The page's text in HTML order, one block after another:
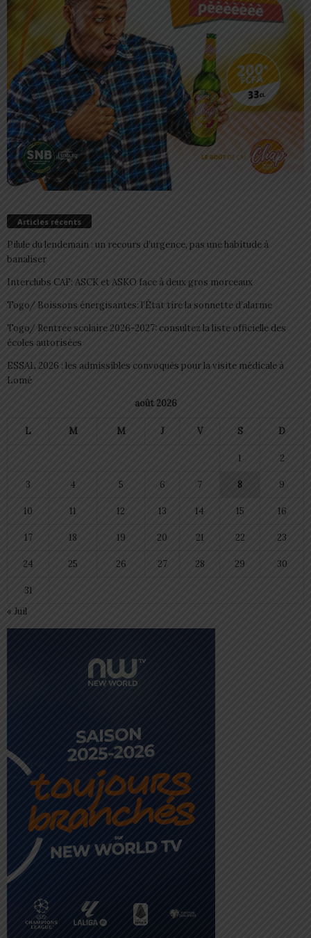
Articles récents
Pilule du lendemain : un recours d’urgence, pas une habitude à
banaliser
Interclubs CAF: ASCK et ASKO face à deux gros morceaux
Togo/ Boissons énergisantes: l’État tire la sonnette d’alarme
Togo/ Rentrée scolaire 2026-2027: consultez la liste officielle des
écoles autorisées
ESSAL 2026 : les admissibles convoqués pour la visite médicale à
Lomé
août 2026
L M M J V S D
1 2
3 4 5 6 7 8 9
10 11 12 13 14 15 16
17 18 19 20 21 22 23
24 25 26 27 28 29 30
31
« Juil